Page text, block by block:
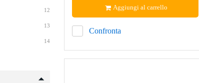
12
13
14
Confronta
Aggiungi al carrello